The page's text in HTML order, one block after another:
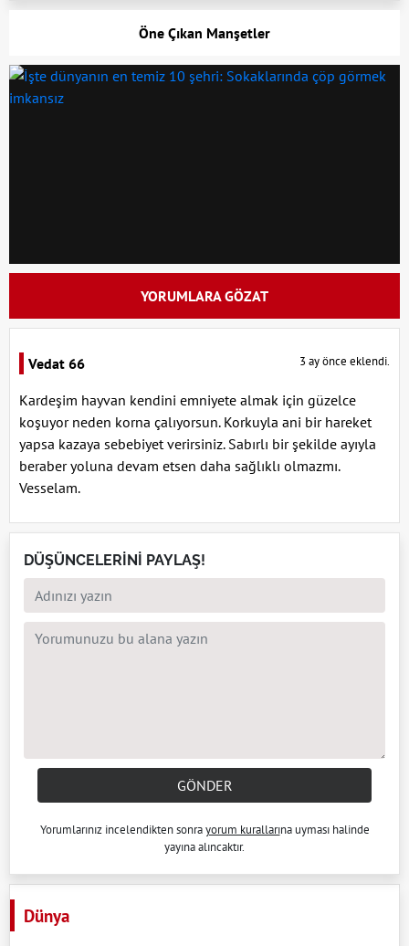
Öne Çıkan Manşetler
YORUMLARA GÖZAT
Vedat 66 3 ay önce eklendi.
Kardeşim hayvan kendini emniyete almak için güzelce
koşuyor neden korna çalıyorsun. Korkuyla ani bir hareket
yapsa kazaya sebebiyet verirsiniz. Sabırlı bir şekilde ayıyla
beraber yoluna devam etsen daha sağlıklı olmazmı.
Vesselam.
DÜŞÜNCELERİNİ PAYLAŞ!
GÖNDER
Yorumlarınız incelendikten sonrayorum kurallarına uyması halinde
yayına alıncaktır.
Dünya